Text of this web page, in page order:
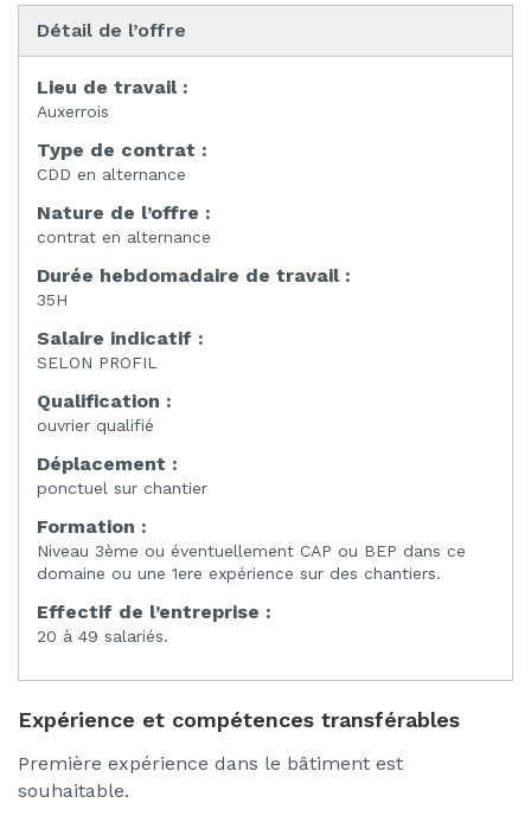
Détail de l’offre
Lieu de travail :
Auxerrois
Type de contrat :
CDD en alternance
Nature de l’offre :
contrat en alternance
Durée hebdomadaire de travail :
35H
Salaire indicatif :
SELON PROFIL
Qualification :
ouvrier qualifié
Déplacement :
ponctuel sur chantier
Formation :
Niveau 3ème ou éventuellement CAP ou BEP dans ce
domaine ou une 1ere expérience sur des chantiers.
Effectif de l’entreprise :
20 à 49 salariés.
Expérience et compétences transférables
Première expérience dans le bâtiment est
souhaitable.